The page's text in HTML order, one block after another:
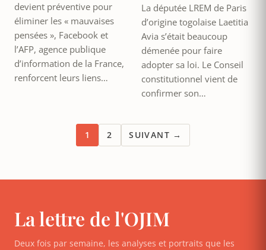
devient préventive pour
éliminer les « mauvaises
pensées », Facebook et
l’AFP, agence publique
d’information de la France,
renforcent leurs liens…
La députée LREM de Paris
d’origine togolaise Laetitia
Avia s’était beaucoup
démenée pour faire
adopter sa loi. Le Conseil
constitutionnel vient de
confirmer son…
1 2 SUIVANT →
La lettre de l'OJIM
Deux fois par semaine, les analyses et portraits que les